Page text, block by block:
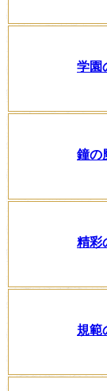
学園
鐘の
精彩
規範